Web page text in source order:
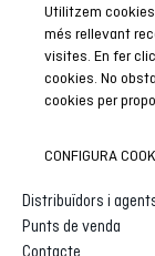
reportatges i
Inverse
Distribuïdors i
Punts de venda
Contacte
Utilitzem cookies
més rellevant
visites. En fer
cookies. No
cookies per
CONFIGURA